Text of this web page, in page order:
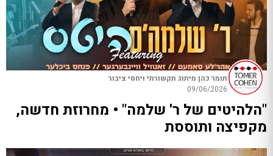
תומר כהן מיתוג תקשורתי ויחסי ציבור
09/06/2026
"הלהיטים של ר' שלמה" • מחרוזת חדשה,
מקפיצה ותוססת